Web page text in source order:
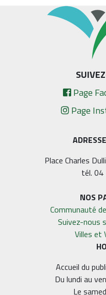
Place Charles
tél.
NOS
Communauté
Suivez-nous
Villes et
Page
Page
Accueil du
Du lundi au
Le